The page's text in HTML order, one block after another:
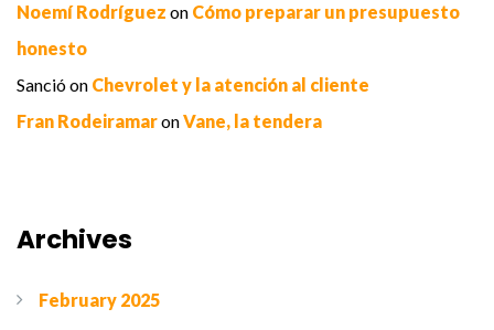
Noemí Rodríguez on Cómo preparar un presupuesto
honesto
Sancióon Chevrolet y la atención al cliente
Fran RodeiramaronVane, la tendera
Archives
February 2025